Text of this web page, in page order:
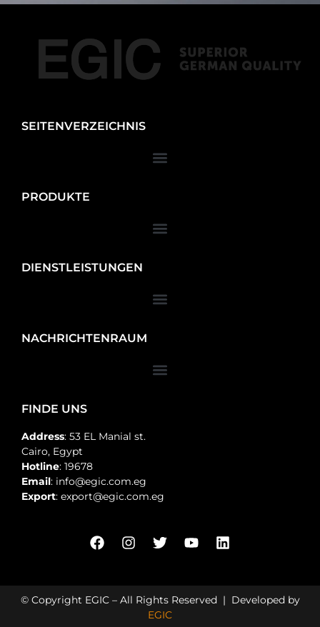
SEITENVERZEICHNIS
PRODUKTE
DIENSTLEISTUNGEN
NACHRICHTENRAUM
FINDE UNS
Address: 53 EL Manial st.
Cairo, Egypt
Hotline: 19678
Email: info@egic.com.eg
Export: export@egic.com.eg
© Copyright EGIC – All Rights Reserved | Developed by
EGIC